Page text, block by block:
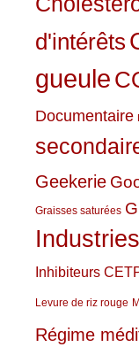
d'intérêts
gueule
Documentaire
Geekerie
Graisses saturées
Inhibiteurs
Levure de riz rouge
Régime